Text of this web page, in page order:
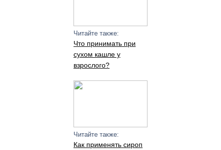
Читайте также:
Что принимать при
сухом кашле у
взрослого?
Читайте также:
Как применять сироп